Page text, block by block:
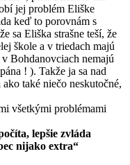
jej problém Eliške
keď to porovnám s
sa Eliška strašne teší, že
škole a v triedach majú
Bohdanovciach nemajú
! ). Takže ja sa nad
také niečo neskutočné,
všetkými problémami
lepšie zvláda
nijako extra“